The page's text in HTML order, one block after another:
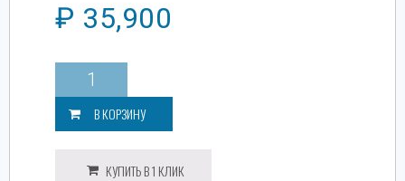
₽ 35,900
Количество
Битрикс:
Управление
Лицензия
В КОРЗИНУ
КУПИТЬ В 1 КЛИК